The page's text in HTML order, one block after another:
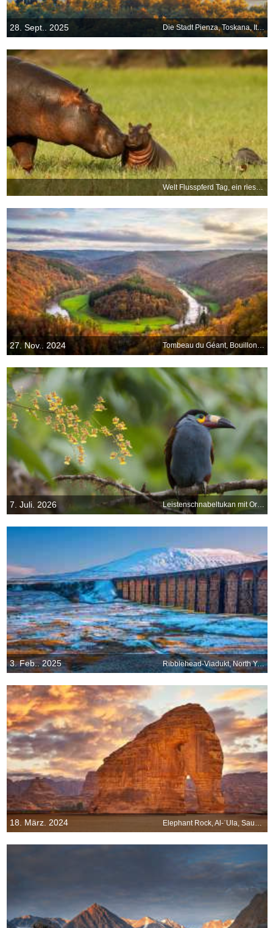
28. Sept.. 2025 Die Stadt Pienza, Toskana, Italien
Welt Flusspferd Tag, ein riesiges Fest
27. Nov.. 2024 Tombeau du Géant, Bouillon, Belgien
7. Juli. 2026 Leistenschnabeltukan mit Orchideen, Ecuador
3. Feb.. 2025 Ribblehead-Viadukt, North Yorkshire, England
18. März. 2024